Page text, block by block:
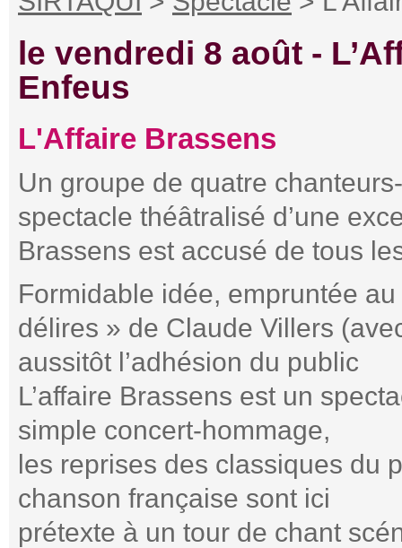
le vendredi 8 août -
Enfeus
L'Affaire Brassens
Un groupe de quatre
spectacle théâtralisé d’une
Brassens est accusé de tous
Formidable idée, empruntée
délires » de Claude Villers
aussitôt l’adhésion du public
L’affaire Brassens est un
simple concert-hommage,
les reprises des classiques du
chanson française sont ici
prétexte à un tour de chant